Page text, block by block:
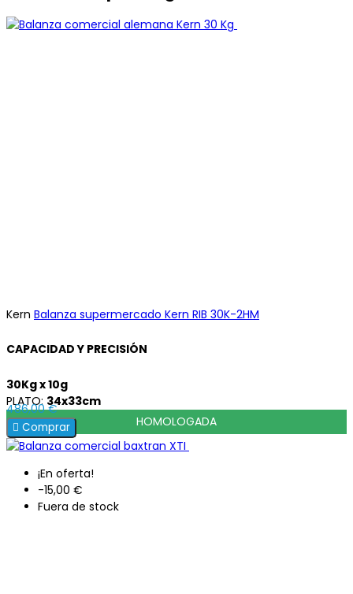
Kern Balanza supermercado Kern RIB 30K-2HM
CAPACIDAD Y PRECISIÓN
30Kg x 10g
PLATO: 34x33cm
HOMOLOGADA
486,00 €
 Comprar
¡En oferta!
-15,00 €
Fuera de stock